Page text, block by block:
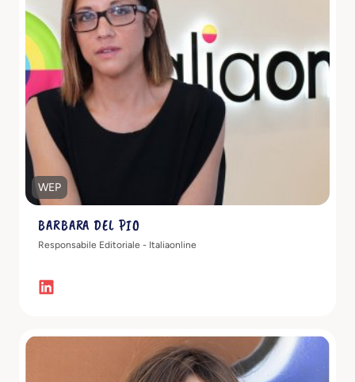
Scopri di più
WEP
BARBARA DEL PIO
Responsabile Editoriale - Italiaonline